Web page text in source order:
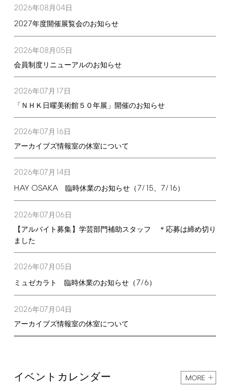
2026年08月 04日
2027年度開催展覧会のお知らせ
2026年08月 05日
会員制度リニューアルのお知らせ
2026年07月 17日
「ＮＨＫ日曜美術館５０年展」開催のお知らせ
2026年07月 16日
アーカイブズ情報室の休室について
2026年07月 14日
HAY OSAKA臨時休業のお知らせ（7/15、 7/16）
2026年07月 06日
【アルバイト募集】学芸部門補助スタッフ ＊応募は締め切り
ました
2026年07月 05日
ミュゼカラト 臨時休業のお知らせ（7/6）
2026年07月 04日
アーカイブズ情報室の休室について
イベントカレンダー MORE